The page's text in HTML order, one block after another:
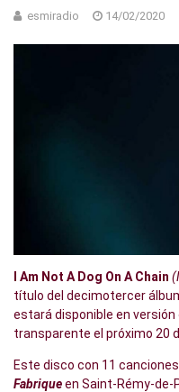
esmiradio 14/02/2020
I Am Not A Dog On A Chain
título del decimotercer
estará disponible en versión
transparente el próximo 20
Este disco con 11
Fabriqueen Saint-Rémy-de-